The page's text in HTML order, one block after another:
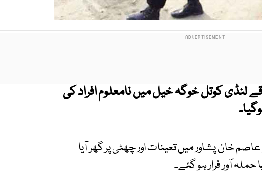
لنڈی کوتل خوگہ خیل میں نامعلوم افراد کی
خان پشاور میں تعینات اور چھٹی پر گھر آیا
آور فرار ہو گئے۔